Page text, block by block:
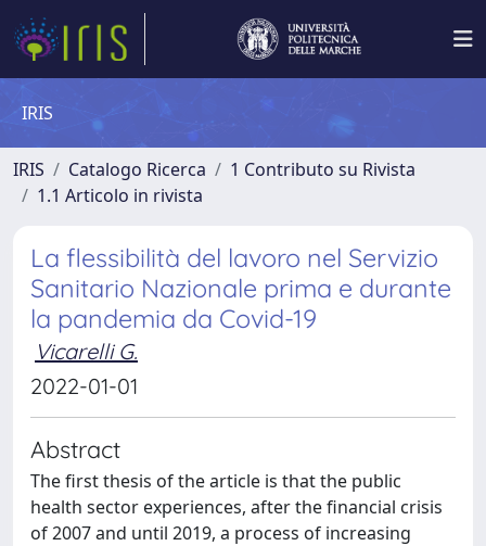
IRIS
IRIS Catalogo Ricerca
1 Contributo su Rivista
1.1 Articolo in rivista
La flessibilità del lavoro nel Servizio
Sanitario Nazionale prima e durante
la pandemia da Covid-19
Vicarelli G.
2022-01-01
Abstract
The first thesis of the article is that the public
health sector experiences, after the financial crisis
of 2007 and until 2019, a process of increasing